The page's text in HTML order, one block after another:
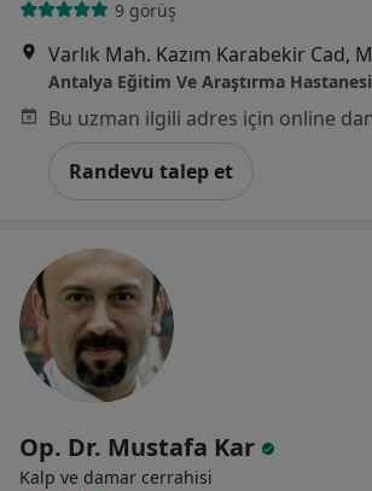
9 görüş
Antalya Eğitim Ve Araştırma Hastanesi
Randevu talep et
Op. Dr. Mustafa Kar
Kalp ve damar cerrahisi